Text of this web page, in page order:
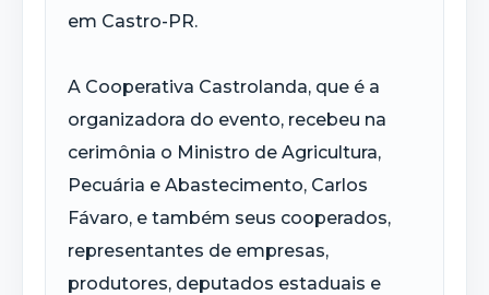
em Castro-PR.
A Cooperativa Castrolanda, que é a
organizadora do evento, recebeu na
cerimônia o Ministro de Agricultura,
Pecuária e Abastecimento, Carlos
Fávaro, e também seus cooperados,
representantes de empresas,
produtores, deputados estaduais e